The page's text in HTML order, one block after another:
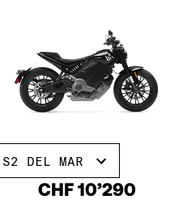
S2 DEL MAR
CHF 10’290